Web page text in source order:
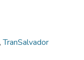
objetivos
de
,TranSalvador